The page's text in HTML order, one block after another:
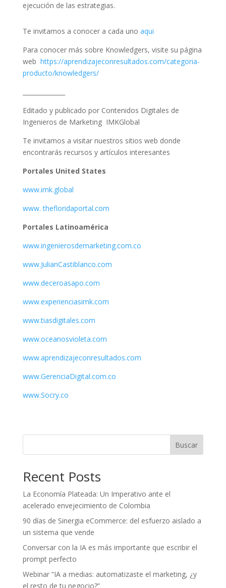
ejecución de las estrategias.
Te invitamos a conocer a cada uno aqui
Para conocer más sobre Knowledgers, visite su página
web https://aprendizajeconresultados.com/categoria-
producto/knowledgers/
Editado y publicado por Contenidos Digitales de
Ingenieros de Marketing IMKGlobal
Te invitamos a visitar nuestros sitios web donde
encontrarás recursos y artículos interesantes
Portales United States
www.imk.global
www. thefloridaportal.com
Portales Latinoamérica
www.ingenierosdemarketing.com.co
www.JulianCastiblanco.com
www.deceroasapo.com
www.experienciasimk.com
www.tiasdigitales.com
www.oceanosvioleta.com
www.aprendizajeconresultados.com
www.GerenciaDigital.com.co
www.Socry.co
Buscar
Recent Posts
La Economía Plateada: Un Imperativo ante el
acelerado envejecimiento de Colombia
90 días de Sinergia eCommerce: del esfuerzo aislado a
un sistema que vende
Conversar con la IA es más importante que escribir el
prompt perfecto
Webinar “IA a medias: automatizaste el marketing, ¿y
el resto de tu negocio?”